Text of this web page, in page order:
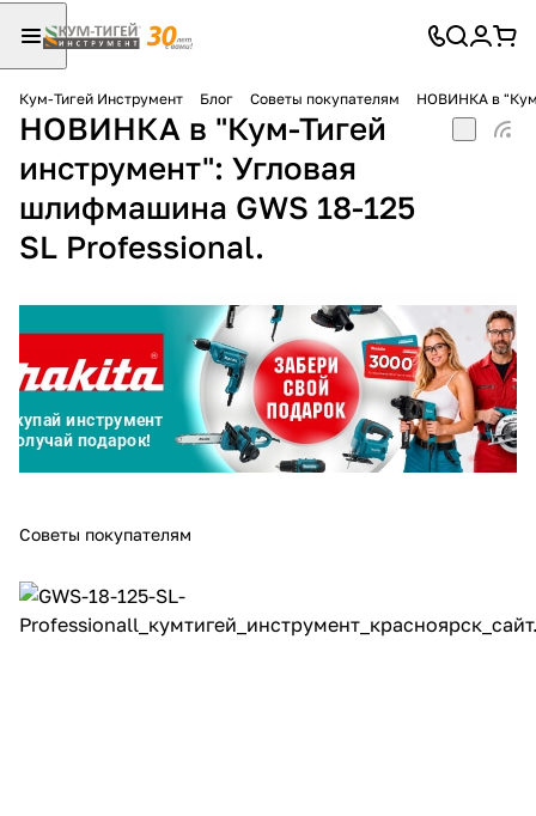
Кум-Тигей Инструмент Блог Советы покупателям НОВИНКА в
НОВИНКА в "Кум-Тигей
инструмент": Угловая
шлифмашина GWS 18-125
SL Professional.
Советы покупателям
Для клиентов всех банков
Разбейте
оплатуна части
График платежей
Сегодня
в корзину